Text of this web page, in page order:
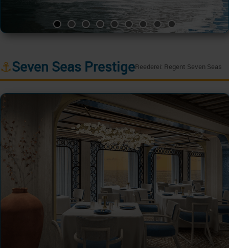
⚓Seven Seas PrestigeReederei: Regent Seven Seas